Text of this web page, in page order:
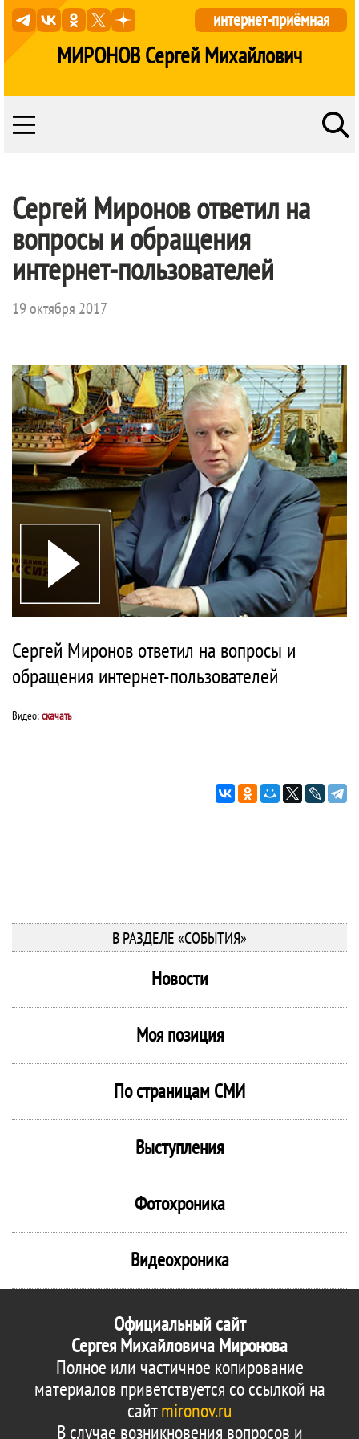
МИРОНОВ Сергей Михайлович
интернет-приёмная
Сергей Миронов ответил на
вопросы и обращения
интернет-пользователей
19 октября 2017
Сергей Миронов ответил на вопросы и
обращения интернет-пользователей
Видео:скачать
В РАЗДЕЛЕ «СОБЫТИЯ»
Новости
Моя позиция
По страницам СМИ
Выступления
Фотохроника
Видеохроника
Официальный сайт
Сергея Михайловича Миронова
Полное или частичное копирование
материалов приветствуется со ссылкой на
сайтmironov.ru
В случае возникновения вопросов и